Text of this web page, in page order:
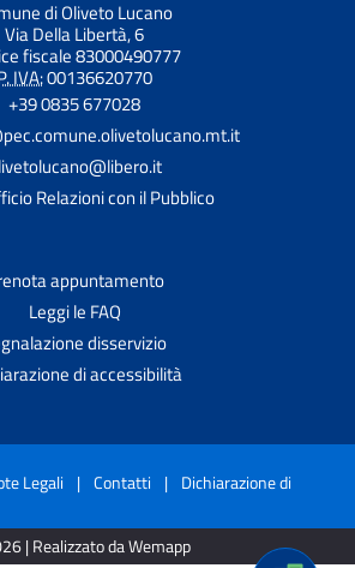
di Oliveto Lucano
Via Della Libertà, 6
fiscale 83000490777
IVA:00136620770
+39 0835 677028
Relazioni con il Pubblico
appuntamento
Leggi le FAQ
disservizio
di accessibilità
Legali | Contatti | Dichiarazione di
| Realizzato da Wemapp